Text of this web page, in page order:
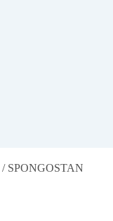
/ SPONGOSTAN